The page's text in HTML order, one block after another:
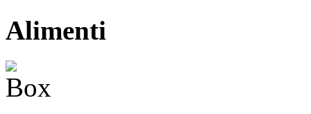
Alimenti